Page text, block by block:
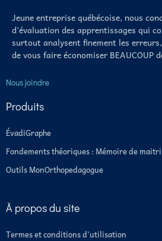
Jeune entreprise québécoise, nous
d’évaluation des apprentissages qui
surtout analysent finement les
de vous faire économiser BEAUCOUP
Nous joindre
Produits
ÉvadiGraphe
Fondements théoriques : Mémoire de
Outils MonOrthopedagogue
À propos du site
Termes et conditions d'utilisation